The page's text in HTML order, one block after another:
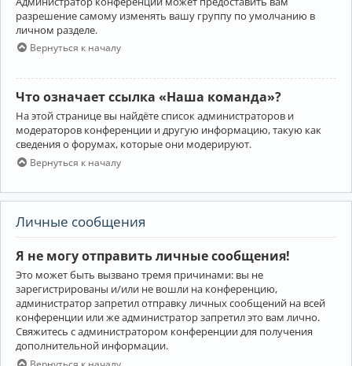
разрешение самому изменять вашу группу по умолчанию в
личном разделе.
Вернуться к началу
Что означает ссылка «Наша команда»?
На этой странице вы найдёте список администраторов и
модераторов конференции и другую информацию, такую как
сведения о форумах, которые они модерируют.
Вернуться к началу
Личные сообщения
Я не могу отправить личные сообщения!
Это может быть вызвано тремя причинами: вы не
зарегистрированы и/или не вошли на конференцию,
администратор запретил отправку личных сообщений на всей
конференции или же администратор запретил это вам лично.
Свяжитесь с администратором конференции для получения
дополнительной информации.